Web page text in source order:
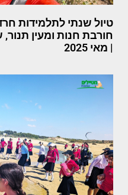
טיול שנתי לתלמידות
חורבת חנות ומעין
| מאי 2025